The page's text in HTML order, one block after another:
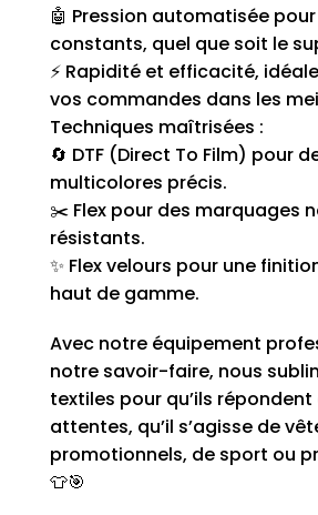
🤖 Pression automatisée
constants, quel que soit le
⚡ Rapidité et efficacité,
vos commandes dans les
Techniques maîtrisées :
🔄 DTF (Direct To Film) pour
multicolores précis.
✂️ Flex pour des marquages
résistants.
✨ Flex velours pour une
haut de gamme.
Avec notre équipement
notre savoir-faire, nous
textiles pour qu’ils
attentes, qu’il s’agisse de
promotionnels, de sport ou
👕🎯